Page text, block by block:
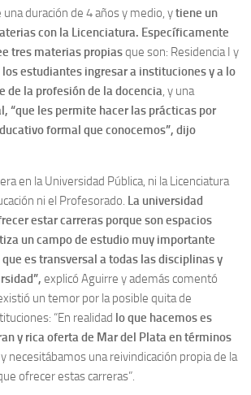
duración de 4 años y medio, ytiene un
con la Licenciatura. Específicamente
tres materias propiasque son: Residencia I y
estudiantes ingresar a instituciones y a lo
de la profesión de la docencia, y una
“que les permite hacer las prácticas por
formal que conocemos”, dijo
en la Universidad Pública, ni la Licenciatura
ni el Profesorado. La universidad
estar carreras porque son espacios
un campo de estudio muy importante
es transversal a todas las disciplinas y
explicó Aguirre y además comentó
un temor por la posible quita de
“En realidad lo que hacemos es
y rica oferta de Mar del Plata en términos
necesitábamos una reivindicación propia de la
ofrecer estas carreras”.